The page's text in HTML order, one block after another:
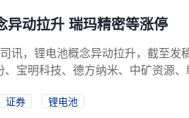
异动拉升 瑞玛精密等涨停
讯，锂电池概念异动拉升，截至
、宝明科技、德方纳米、中矿资源
证券
锂电池